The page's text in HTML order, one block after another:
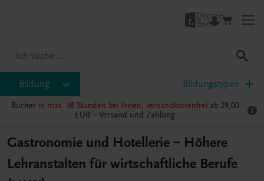
Bildung Bildungstypen
Bücher in max. 48 Stunden bei Ihnen, versandkostenfrei ab 29,00
EUR – Versand und Zahlung
Gastronomie und Hotellerie – Höhere
Lehranstalten für wirtschaftliche Berufe